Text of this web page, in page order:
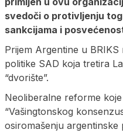
svedoči o protivljenju
sankcijama i
Prijem Argentine u
politike SAD koja tretira
“dvorište”.
Neoliberalne reforme
“Vašingtonskog
osiromašenju